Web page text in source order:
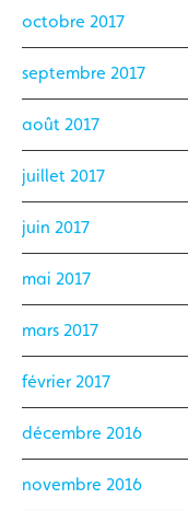
octobre 2017
septembre 2017
août 2017
juillet 2017
juin 2017
mai 2017
mars 2017
février 2017
décembre 2016
novembre 2016